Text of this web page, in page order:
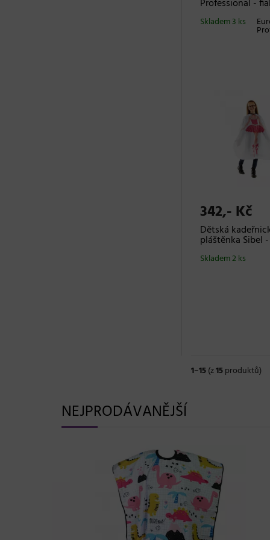
Professional -
Skladem 3 ks
342,- Kč
Dětská
pláštěnka Sibel
Skladem 2 ks
1−15(z15produktů)
NEJPRODÁVANĚJŠÍ